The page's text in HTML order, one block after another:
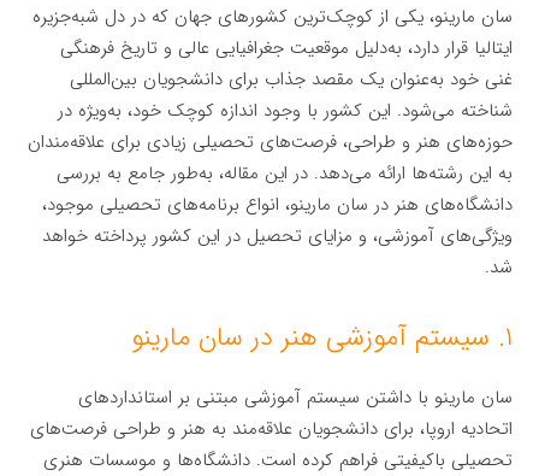
سان مارینو، یکی از کوچک‌ترین کشورهای جهان که در دل شبه‌جزیره
ایتالیا قرار دارد، به‌دلیل موقعیت جغرافیایی عالی و تاریخ فرهنگی
غنی خود به‌عنوان یک مقصد جذاب برای دانشجویان بین‌المللی
شناخته می‌شود. این کشور با وجود اندازه کوچک خود، به‌ویژه در
حوزه‌های هنر و طراحی، فرصت‌های تحصیلی زیادی برای علاقه‌مندان
به این رشته‌ها ارائه می‌دهد. در این مقاله، به‌طور جامع به بررسی
دانشگاه‌های هنر در سان مارینو، انواع برنامه‌های تحصیلی موجود،
ویژگی‌های آموزشی، و مزایای تحصیل در این کشور پرداخته خواهد
شد.
۱. سیستم آموزشی هنر در سان مارینو
سان مارینو با داشتن سیستم آموزشی مبتنی بر استانداردهای
اتحادیه اروپا، برای دانشجویان علاقه‌مند به هنر و طراحی فرصت‌های
تحصیلی باکیفیتی فراهم کرده است. دانشگاه‌ها و موسسات هنری